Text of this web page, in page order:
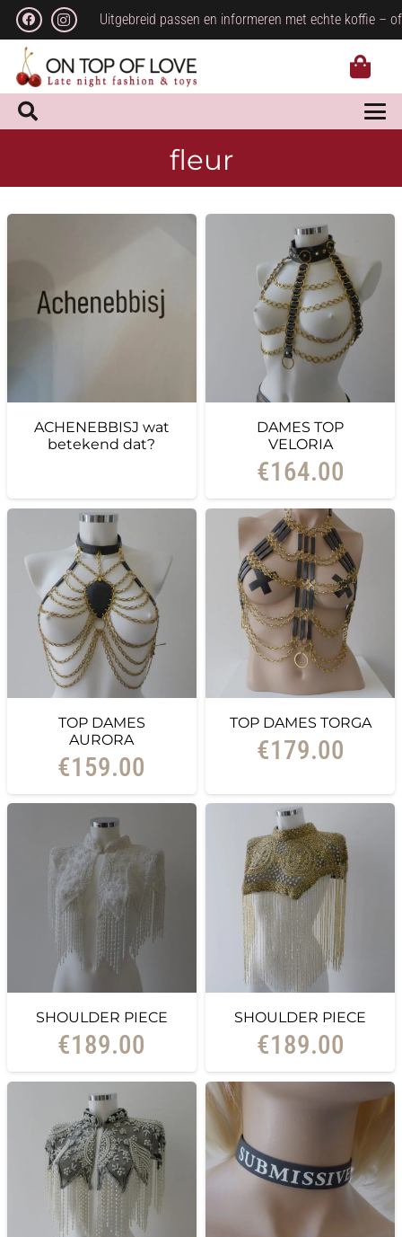
Uitgebreid passen en informeren met echte koffie –
fleur
ACHENEBBISJ wat
betekend dat?
DAMES TOP
VELORIA
€164.00
TOP DAMES
AURORA
€159.00
TOP DAMES TORGA
€179.00
SHOULDER PIECE
€189.00
SHOULDER PIECE
€189.00